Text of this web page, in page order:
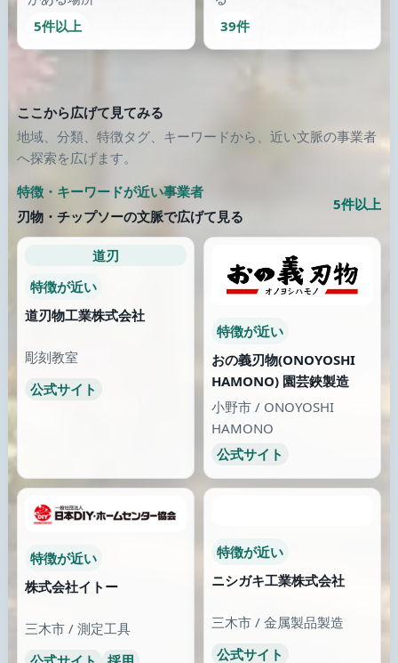
ここから街を歩く
別の通りにも出てみる
類似が少なくなったら、画像のある別の場所へ歩き続けます。
薬局
シンバシ薬局
兵庫県 / 宝塚市
診療所
富田内科クリニック
神奈川県 / 横浜市西区
公式サイト
類似が少なくなったら、画像のある別の場所へ歩き続けます。
歯科
大阪府 / 大東市
公式サイト
川嶋レディースクリニック
大阪府 / 守口市
公式サイト